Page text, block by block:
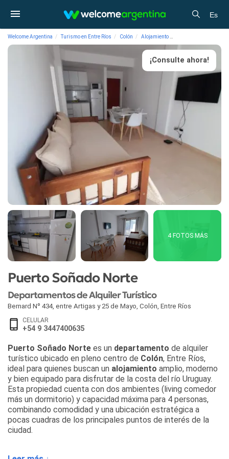
Es
Welcome Argentina Turismo en Entre Ríos Colón Alojamiento
¡Consulte ahora!
4 FOTOS MÁS
Puerto Soñado Norte
Departamentos de Alquiler Turístico
Bernard Nº 434, entre Artigas y 25 de Mayo Colón Entre Ríos
CELULAR
+54 9 3447400635
Puerto Soñado Norte es un departamento de alquiler
turístico ubicado en pleno centro de Colón, Entre Ríos,
ideal para quienes buscan un alojamiento amplio, moderno
y bien equipado para disfrutar de la costa del río Uruguay.
Esta propiedad cuenta con dos ambientes (living comedor
más un dormitorio) y capacidad máxima para 4 personas,
combinando comodidad y una ubicación estratégica a
pocas cuadras de los principales puntos de interés de la
ciudad.